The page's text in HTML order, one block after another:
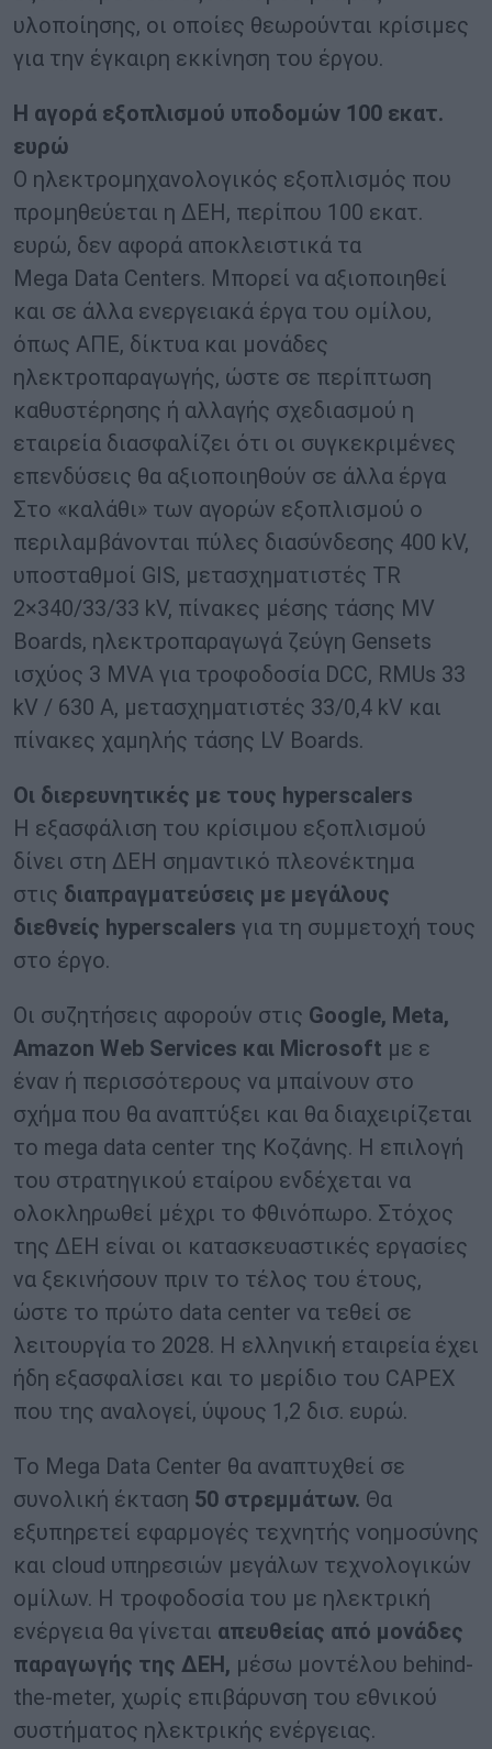
υλοποίησης, οι οποίες θεωρούνται κρίσιμες
για την έγκαιρη εκκίνηση του έργου.
Η αγορά εξοπλισμού υποδομών 100 εκατ.
ευρώ
Ο ηλεκτρομηχανολογικός εξοπλισμός που
προμηθεύεται η ΔΕΗ, περίπου 100 εκατ.
ευρώ, δεν αφορά αποκλειστικά τα
Μega Data Centers. Μπορεί να αξιοποιηθεί
και σε άλλα ενεργειακά έργα του ομίλου,
όπως ΑΠΕ, δίκτυα και μονάδες
ηλεκτροπαραγωγής, ώστε σε περίπτωση
καθυστέρησης ή αλλαγής σχεδιασμού η
εταιρεία διασφαλίζει ότι οι συγκεκριμένες
επενδύσεις θα αξιοποιηθούν σε άλλα έργα
Στο «καλάθι» των αγορών εξοπλισμού ο
περιλαμβάνονται πύλες διασύνδεσης 400 kV,
υποσταθμοί GIS, μετασχηματιστές TR
2×340/33/33 kV, πίνακες μέσης τάσης MV
Boards, ηλεκτροπαραγωγά ζεύγη Gensets
ισχύος 3 MVA για τροφοδοσία DCC, RMUs 33
kV / 630 A, μετασχηματιστές 33/0,4 kV και
πίνακες χαμηλής τάσης LV Boards.
Οι διερευνητικές με τους hyperscalers
Η εξασφάλιση του κρίσιμου εξοπλισμού
δίνει στη ΔΕΗ σημαντικό πλεονέκτημα
στις διαπραγματεύσεις με μεγάλους
διεθνείς hyperscalers για τη συμμετοχή τους
στο έργο.
Οι συζητήσεις αφορούν στις Google, Meta,
Amazon Web Services και Microsoft με ε
έναν ή περισσότερους να μπαίνουν στο
σχήμα που θα αναπτύξει και θα διαχειρίζεται
το mega data center της Κοζάνης. Η επιλογή
του στρατηγικού εταίρου ενδέχεται να
ολοκληρωθεί μέχρι το Φθινόπωρο. Στόχος
της ΔΕΗ είναι οι κατασκευαστικές εργασίες
να ξεκινήσουν πριν το τέλος του έτους,
ώστε το πρώτο data center να τεθεί σε
λειτουργία το 2028. Η ελληνική εταιρεία έχει
ήδη εξασφαλίσει και το μερίδιο του CAPEX
που της αναλογεί, ύψους 1,2 δισ. ευρώ.
Το Mega Data Center θα αναπτυχθεί σε
συνολική έκταση 50 στρεμμάτων. Θα
εξυπηρετεί εφαρμογές τεχνητής νοημοσύνης
και cloud υπηρεσιών μεγάλων τεχνολογικών
ομίλων. Η τροφοδοσία του με ηλεκτρική
ενέργεια θα γίνεται απευθείας από μονάδες
παραγωγής της ΔΕΗ, μέσω μοντέλου behind-
the-meter, χωρίς επιβάρυνση του εθνικού
συστήματος ηλεκτρικής ενέργειας.